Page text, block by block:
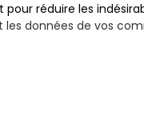
pour réduire les
les données de vos